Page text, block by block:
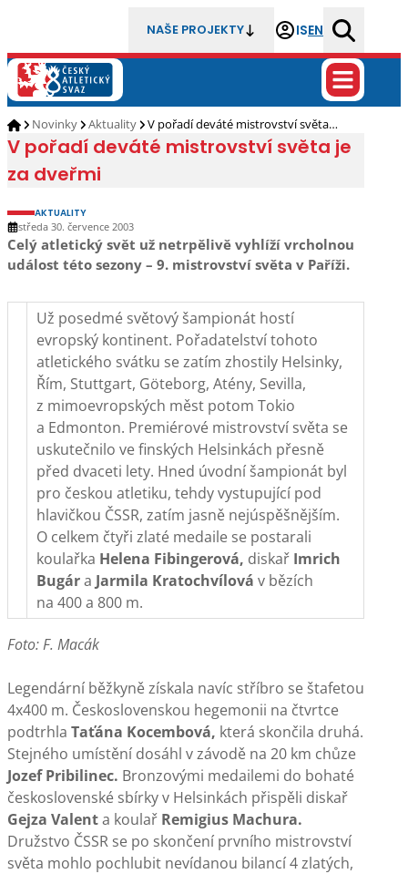
NAŠE PROJEKTY ISEN
Novinky Aktuality V pořadí deváté mistrovství světa…
V pořadí deváté mistrovství světa je
za dveřmi
AKTUALITY
středa 30. července 2003
Celý atletický svět už netrpělivě vyhlíží vrcholnou
událost této sezony – 9. mistrovství světa v Paříži.
Už posedmé světový šampionát hostí
evropský kontinent. Pořadatelství tohoto
atletického svátku se zatím zhostily Helsinky,
Řím, Stuttgart, Göteborg, Atény, Sevilla,
z mimoevropských měst potom Tokio
a Edmonton. Premiérové mistrovství světa se
uskutečnilo ve finských Helsinkách přesně
před dvaceti lety. Hned úvodní šampionát byl
pro českou atletiku, tehdy vystupující pod
hlavičkou ČSSR, zatím jasně nejúspěšnějším.
O celkem čtyři zlaté medaile se postarali
koulařka Helena Fibingerová, diskař Imrich
Bugára Jarmila Kratochvílová v bězích
na 400 a 800 m.
Foto: F. Macák
Legendární běžkyně získala navíc stříbro se štafetou
4x400 m. Československou hegemonii na čtvrtce
podtrhla Taťána Kocembová, která skončila druhá.
Stejného umístění dosáhl v závodě na 20 km chůze
Jozef Pribilinec. Bronzovými medailemi do bohaté
československé sbírky v Helsinkách přispěli diskař
Gejza Valenta koulař Remigius Machura.
Družstvo ČSSR se po skončení prvního mistrovství
světa mohlo pochlubit nevídanou bilancí 4 zlatých,